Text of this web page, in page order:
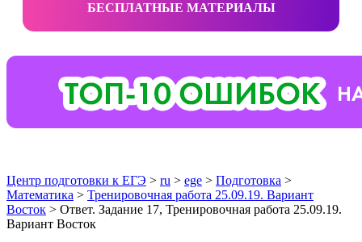
БЕСПЛАТНЫЕ МАТЕРИАЛЫ
Центр подготовки к ЕГЭ > ru > ege > Подготовка >
Математика > Тренировочная работа 25.09.19. Вариант
Восток > Ответ. Задание 17, Тренировочная работа 25.09.19.
Вариант Восток